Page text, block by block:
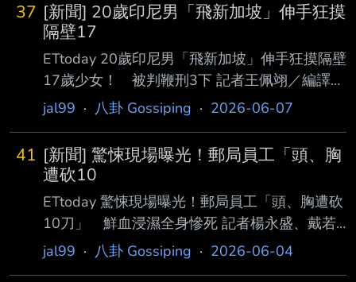
37 [新聞] 20歲印尼男「飛新加坡」伸手狂摸
隔壁17
ETtoday 20歲印尼男「飛新加坡」伸手狂摸隔壁
17歲少女！ 被判鞭刑3下 記者王佩翊／編譯
印尼一名20歲男子日前搭機從日本沖繩飛往新加
籍少女伸出鹹豬手猥褻。新加坡法院6月3日正式
對此案做出判決，判處該名男子15個月有 期徒
刑以及鞭刑3下。 根據《海峽時報》報導，20歲
印尼籍被告阿里爾（Ariel Lhudfiyan Muarifin）
在沖繩擔任 建築工人。他4月15日搭機準備經由
新加坡轉機返回印尼老家，而遭到猥褻的17歲泰
國籍被 害少女，則是準備經由新加
jal99 · 八卦 Gossiping · 2026-06-07
41 [新聞] 驚悚現場曝光！郵局員工「頭、胸
遭砍10
ETtoday 驚悚現場曝光！郵局員工「頭、胸遭砍
10刀」 鮮血浸濕全身慘死 記者楊永盛、戴若
涵／苗栗報導 苗栗縣竹南郵局4日下午4時20分
jal99 · 八卦 Gossiping · 2026-06-04